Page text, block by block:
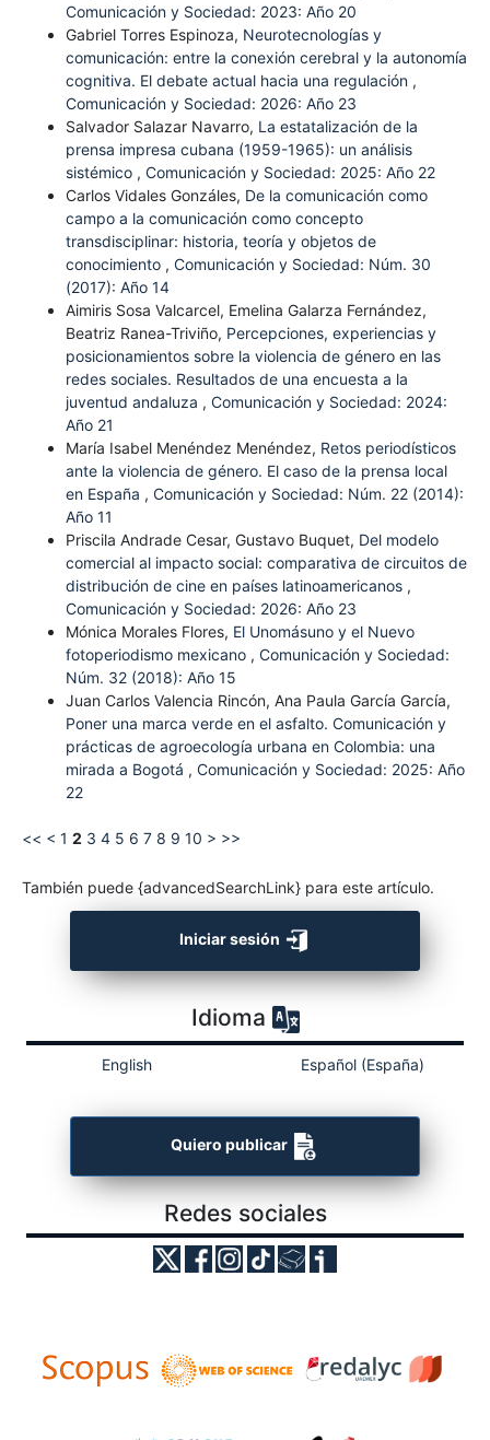
Comunicación y Sociedad: 2023: Año 20
Gabriel Torres Espinoza, Neurotecnologías y
comunicación: entre la conexión cerebral y la autonomía
cognitiva. El debate actual hacia una regulación ,
Comunicación y Sociedad: 2026: Año 23
Salvador Salazar Navarro, La estatalización de la
prensa impresa cubana (1959-1965): un análisis
sistémico , Comunicación y Sociedad: 2025: Año 22
Carlos Vidales Gonzáles, De la comunicación como
campo a la comunicación como concepto
transdisciplinar: historia, teoría y objetos de
conocimiento , Comunicación y Sociedad: Núm. 30
(2017): Año 14
Aimiris Sosa Valcarcel, Emelina Galarza Fernández,
Beatriz Ranea-Triviño, Percepciones, experiencias y
posicionamientos sobre la violencia de género en las
redes sociales. Resultados de una encuesta a la
juventud andaluza , Comunicación y Sociedad: 2024:
Año 21
María Isabel Menéndez Menéndez, Retos periodísticos
ante la violencia de género. El caso de la prensa local
en España , Comunicación y Sociedad: Núm. 22 (2014):
Año 11
Priscila Andrade Cesar, Gustavo Buquet, Del modelo
comercial al impacto social: comparativa de circuitos de
distribución de cine en países latinoamericanos ,
Comunicación y Sociedad: 2026: Año 23
Mónica Morales Flores, El Unomásuno y el Nuevo
fotoperiodismo mexicano , Comunicación y Sociedad:
Núm. 32 (2018): Año 15
Juan Carlos Valencia Rincón, Ana Paula García García,
Poner una marca verde en el asfalto. Comunicación y
prácticas de agroecología urbana en Colombia: una
mirada a Bogotá , Comunicación y Sociedad: 2025: Año
22
<< < 1 2 3 4 5 6 7 8 9 10 > >>
También puede {advancedSearchLink} para este artículo.
Iniciar sesión
Idioma
English Español (España)
Quiero publicar
Redes sociales